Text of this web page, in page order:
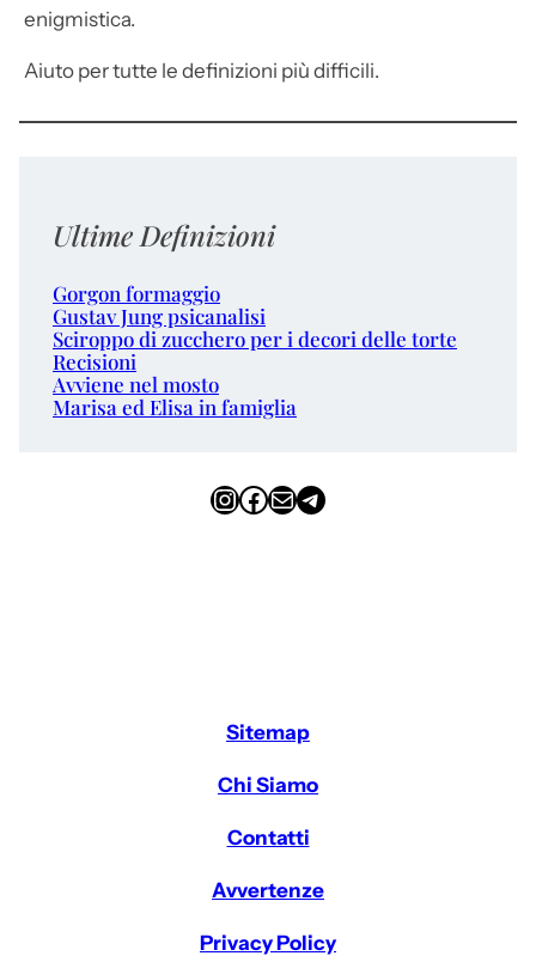
enigmistica.
Aiuto per tutte le definizioni più difficili.
Ultime Definizioni
Gorgon formaggio
Gustav Jung psicanalisi
Sciroppo di zucchero per i decori delle torte
Recisioni
Avviene nel mosto
Marisa ed Elisa in famiglia
InstagramFacebook Email Telegram
Sitemap
Chi Siamo
Contatti
Avvertenze
Privacy Policy